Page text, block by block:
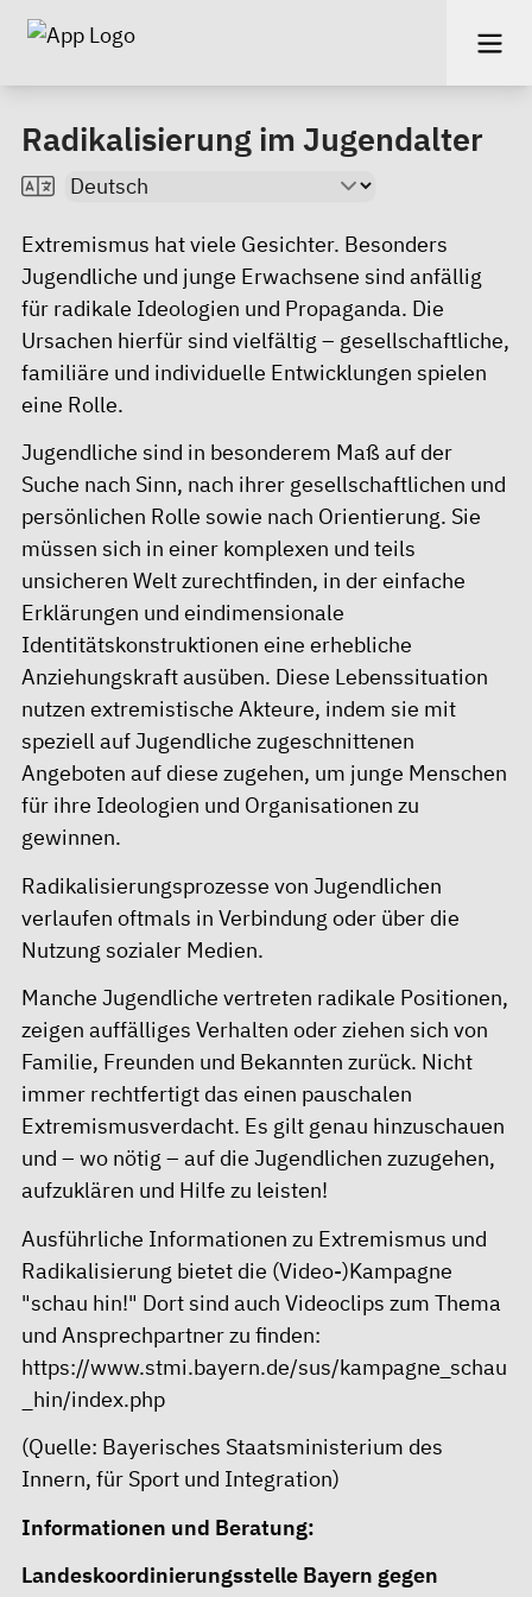
Radikalisierung im Jugendalter
Extremismus hat viele Gesichter. Besonders
Jugendliche und junge Erwachsene sind anfällig
für radikale Ideologien und Propaganda. Die
Ursachen hierfür sind vielfältig – gesellschaftliche,
familiäre und individuelle Entwicklungen spielen
eine Rolle.
Jugendliche sind in besonderem Maß auf der
Suche nach Sinn, nach ihrer gesellschaftlichen und
persönlichen Rolle sowie nach Orientierung. Sie
müssen sich in einer komplexen und teils
unsicheren Welt zurechtfinden, in der einfache
Erklärungen und eindimensionale
Identitätskonstruktionen eine erhebliche
Anziehungskraft ausüben. Diese Lebenssituation
nutzen extremistische Akteure, indem sie mit
speziell auf Jugendliche zugeschnittenen
Angeboten auf diese zugehen, um junge Menschen
für ihre Ideologien und Organisationen zu
gewinnen.
Radikalisierungsprozesse von Jugendlichen
verlaufen oftmals in Verbindung oder über die
Nutzung sozialer Medien.
Manche Jugendliche vertreten radikale Positionen,
zeigen auffälliges Verhalten oder ziehen sich von
Familie, Freunden und Bekannten zurück. Nicht
immer rechtfertigt das einen pauschalen
Extremismusverdacht. Es gilt genau hinzuschauen
und – wo nötig – auf die Jugendlichen zuzugehen,
aufzuklären und Hilfe zu leisten!
Ausführliche Informationen zu Extremismus und
Radikalisierung bietet die (Video-)Kampagne
"schau hin!" Dort sind auch Videoclips zum Thema
und Ansprechpartner zu finden:
https://www.stmi.bayern.de/sus/kampagne_schau
_hin/index.php
(Quelle: Bayerisches Staatsministerium des
Innern, für Sport und Integration)
Informationen und Beratung:
Landeskoordinierungsstelle Bayern gegen